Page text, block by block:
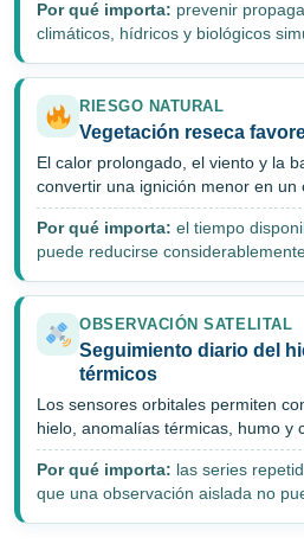
Por qué importa: prevenir
climáticos, hídricos y biológicos
RIESGO NATURAL
Vegetación reseca
El calor prolongado, el viento y la
convertir una ignición menor en un
Por qué importa: el tiempo
puede reducirse
OBSERVACIÓN SATELITAL
Seguimiento diario del
térmicos
Los sensores orbitales permiten
hielo, anomalías térmicas, humo y
Por qué importa: las series
que una observación aislada no